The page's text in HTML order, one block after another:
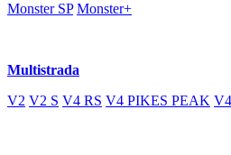
Monster SP Monster+
Multistrada
V2 V2 S V4 RS V4 PIKES PEAK